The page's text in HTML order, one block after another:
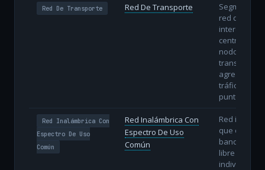
Red De Transporte Red De Transporte
Segmento
red que
interconecta
centrales y
nodos,
agregados
tráfico entre
puntos.
Red Inalámbrica Con
Espectro De Uso
Común
Red Inalámbrica Con
Espectro De Uso
Común
Red
que opera
bandas de
libre (sin
individual).